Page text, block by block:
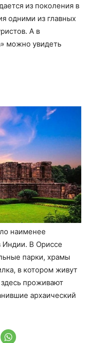
из поколения в
одними из главных
А в
можно увидеть
наименее
Индии. В Ориссе
парки, храмы
в котором живут
проживают
архаический